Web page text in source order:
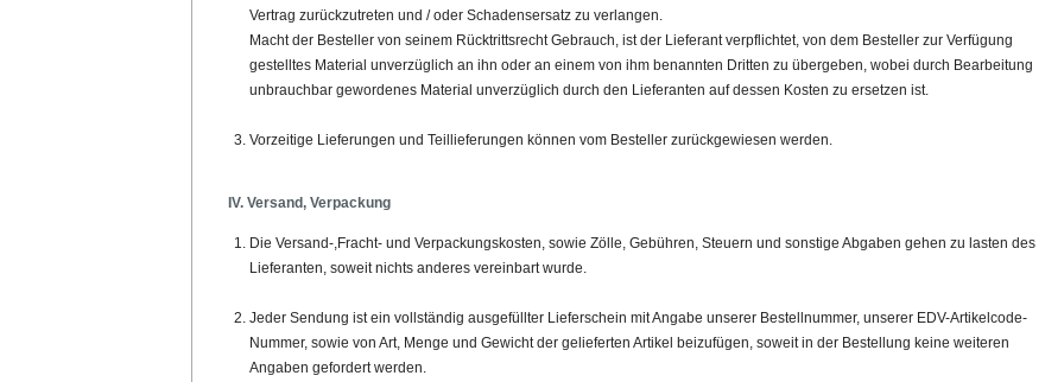
Vertrag zurückzutreten und / oder Schadensersatz zu verlangen.
Macht der Besteller von seinem Rücktrittsrecht Gebrauch, ist der Lieferant verpflichtet, von dem Besteller zur Verfügung
gestelltes Material unverzüglich an ihn oder an einem von ihm benannten Dritten zu übergeben, wobei durch Bearbeitung
unbrauchbar gewordenes Material unverzüglich durch den Lieferanten auf dessen Kosten zu ersetzen ist.
Vorzeitige Lieferungen und Teillieferungen können vom Besteller zurückgewiesen werden.
IV. Versand, Verpackung
Die Versand-,Fracht- und Verpackungskosten, sowie Zölle, Gebühren, Steuern und sonstige Abgaben gehen zu lasten des
Lieferanten, soweit nichts anderes vereinbart wurde.
Jeder Sendung ist ein vollständig ausgefüllter Lieferschein mit Angabe unserer Bestellnummer, unserer EDV-Artikelcode-
Nummer, sowie von Art, Menge und Gewicht der gelieferten Artikel beizufügen, soweit in der Bestellung keine weiteren
Angaben gefordert werden.